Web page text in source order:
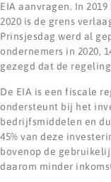
EIA aanvragen. In
2020 is de grens
Prinsjesdag werd al
ondernemers in 2020,
gezegd dat de
De EIA is een fiscale
ondersteunt bij het
bedrijfsmiddelen en
45% van deze
bovenop de
daarom minder